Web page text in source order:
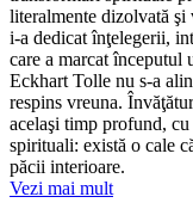
literalmente dizolvată şi
i‑a dedicat înţelegerii,
care a marcat începutul
Eckhart Tolle nu s‑a
respins vreuna.
acelaşi timp profund,
spirituali: există o cale
păcii interioare.
Vezi mai mult